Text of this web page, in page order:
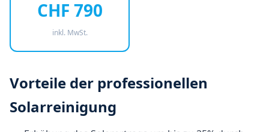
CHF 790
inkl. MwSt.
Vorteile der professionellen
Solarreinigung